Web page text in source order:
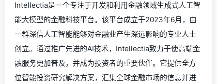
Intellectia是一个专注于开发和利用金融领域生成式人工智
能大模型的金融科技平台。该平台成立于2023年6月，由
一群深信人工智能能够对金融业产生深远影响的专业人士
创立。通过推广先进的AI技术，Intellectia致力于使高端金
融服务更加普及，并成为投资者的重要伙伴。它提供全方
位智能投资研究解决方案，汇集全球金融市场的信息并进